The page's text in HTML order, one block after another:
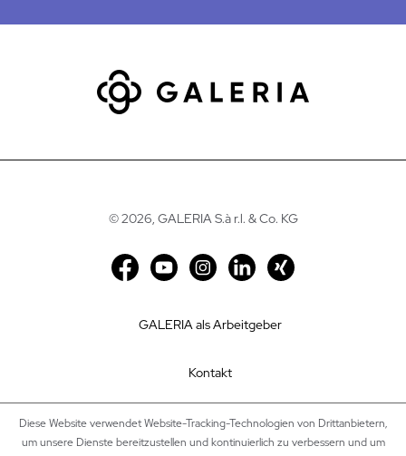
©2026, GALERIA S.à r.l. & Co. KG
GALERIA als Arbeitgeber
Kontakt
Impressum
Diese Website verwendet Website-Tracking-Technologien von Drittanbietern,
um unsere Dienste bereitzustellen und kontinuierlich zu verbessern und um